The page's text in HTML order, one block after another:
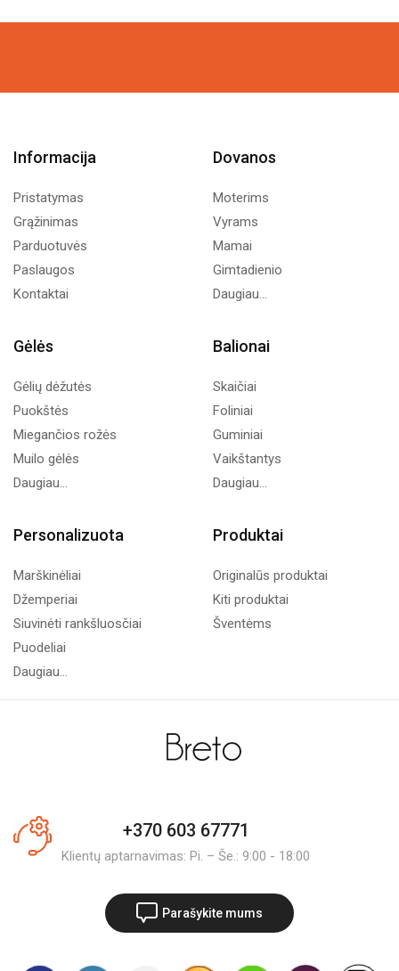
Informacija
Pristatymas
Grąžinimas
Parduotuvės
Paslaugos
Kontaktai
Dovanos
Moterims
Vyrams
Mamai
Gimtadienio
Daugiau...
Gėlės
Gėlių dėžutės
Puokštės
Miegančios rožės
Muilo gėlės
Daugiau...
Balionai
Skaičiai
Foliniai
Guminiai
Vaikštantys
Daugiau...
Personalizuota
Marškinėliai
Džemperiai
Siuvinėti rankšluosčiai
Puodeliai
Daugiau...
Produktai
Originalūs produktai
Kiti produktai
Šventėms
+370 603 67771
Klientų aptarnavimas: Pi. – Še.: 9:00 - 18:00
Parašykite mums